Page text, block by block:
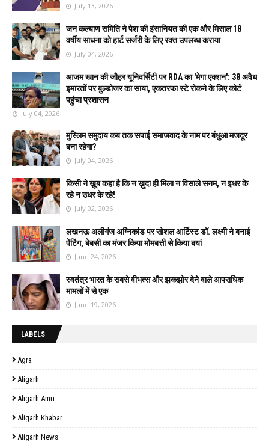
July 13, 2026
जन कल्याण समिति ने पेश की इंसानियत की एक और मिसाल 18
वर्षीय साधना को हार्ट सर्जरी के लिए रक्त उपलब्ध कराया
July 04, 2026
आजम खान की जौहर यूनिवर्सिटी पर RDA का 'मेगा एक्शन': 38 अवैध
इमारतों पर बुल्डोजर का साया, एकतरफा स्टे रोकने के लिए कोर्ट
पहुंचा प्रशासन
July 04, 2026
मुस्लिम समुदाय कब तक सपाई समाजवाद के नाम पर बंधुआ मजदूर
बना रहेगा?
July 04, 2026
किसी ने ख़ूब कहा है कि न ख़ुदा ही मिला न विसाले सनम, न इधर के
रहे न उधर के रहे!
July 02, 2026
लखनऊ अलीगंज अग्निकांड पर सोशल आर्टिस्ट डॉ. लक्ष्मी ने बनाई
पेंटिंग, बेबसी का मंजर किया मोमबत्ती से किया बयां
June 24, 2026
स्वतंत्र भारत के सबसे वीभत्स और झकझोर देने वाले आपराधिक
मामलों में से एक
June 19, 2026
LABELS
Agra
Aligarh
Aligarh Amu
Aligarh Khabar
Aligarh News